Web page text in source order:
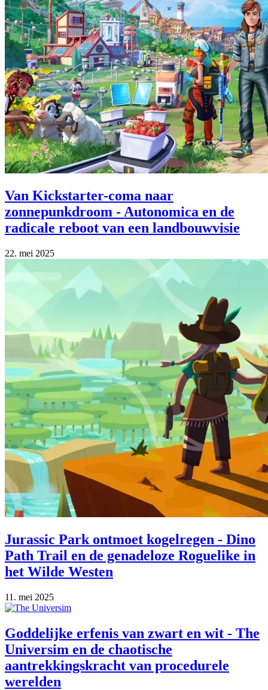
Van Kickstarter-coma naar
zonnepunkdroom - Autonomica en de
radicale reboot van een landbouwvisie
22. mei 2025
Jurassic Park ontmoet kogelregen - Dino
Path Trail en de genadeloze Roguelike in
het Wilde Westen
11. mei 2025
Goddelijke erfenis van zwart en wit - The
Universim en de chaotische
aantrekkingskracht van procedurele
werelden